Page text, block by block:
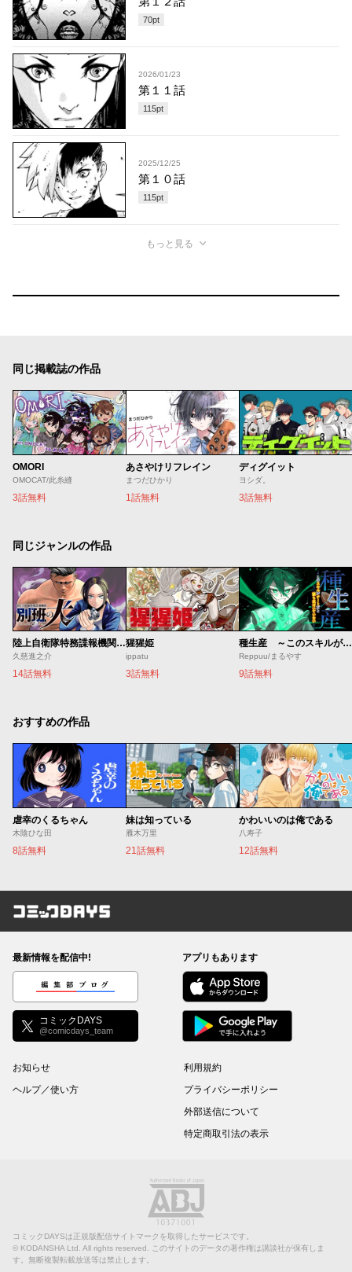
70pt
2026/01/23
第１１話
115pt
2025/12/25
第１０話
115pt
もっと見る
同じ掲載誌の作品
OMORI
OMOCAT/此糸縫
3話無料
あさやけリフレイン
まつだひかり
1話無料
ディグイット
ヨシダ。
3話無料
同じジャンルの作品
陸上自衛隊特務諜報機関 別班の犬
久慈進之介
14話無料
猩猩姫
ippatu
3話無料
種生産 ～このスキルがチートだとまだ誰も気付いていない～
Reppuu/まるやす
9話無料
おすすめの作品
虐幸のくるちゃん
木陰ひな田
8話無料
妹は知っている
雁木万里
21話無料
かわいいのは俺である
八寿子
12話無料
コミックDAYS
最新情報を配信中!
編集部ブログ
コミックDAYS
@comicdays_team
アプリもあります
お知らせ
ヘルプ／使い方
利用規約
プライバシーポリシー
外部送信について
特定商取引法の表示
コミックDAYSは正規版配信サイトマークを取得したサービスです。
© KODANSHA Ltd. All rights reserved. このサイトのデータの著作権は講談社が保有しま
す。無断複製転載放送等は禁止します。